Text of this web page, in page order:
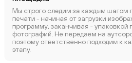
Мы строго следим за каждым шагом
печати - начиная от загрузки
программу, заканчивая - упаковкой
фотографий. Не передаем на
поэтому ответственно подходим к
этапу.